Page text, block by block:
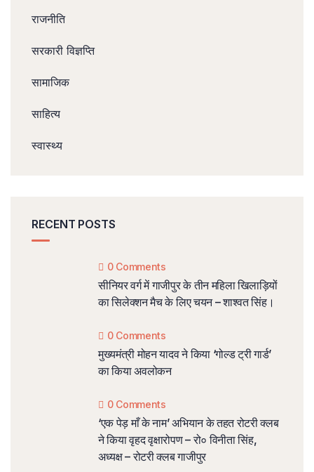
राजनीति
सरकारी विज्ञप्ति
सामाजिक
साहित्य
स्वास्थ्य
RECENT POSTS
0 Comments
सीनियर वर्ग में गाजीपुर के तीन महिला खिलाड़ियों
का सिलेक्शन मैच के लिए चयन – शाश्वत सिंह।
0 Comments
मुख्यमंत्री मोहन यादव ने किया ‘गोल्ड ट्री गार्ड’
का किया अवलोकन
0 Comments
‘एक पेड़ माँ के नाम’ अभियान के तहत रोटरी क्लब
ने किया वृहद वृक्षारोपण – रो० विनीता सिंह,
अध्यक्ष – रोटरी क्लब गाजीपुर